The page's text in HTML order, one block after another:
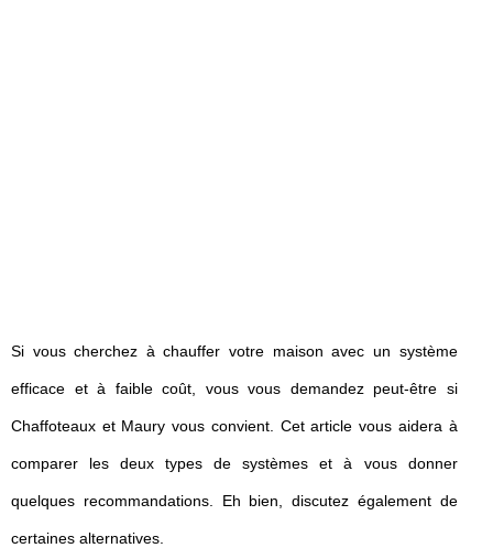
Si vous cherchez à chauffer votre maison avec un système
efficace et à faible coût, vous vous demandez peut-être si
Chaffoteaux et Maury vous convient. Cet article vous aidera à
comparer les deux types de systèmes et à vous donner
quelques recommandations. Eh bien, discutez également de
certaines alternatives.